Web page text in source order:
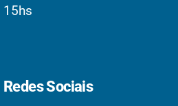
15hs
Redes Sociais